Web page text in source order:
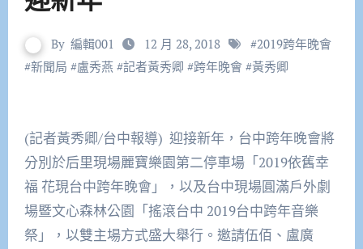
By 編輯001 12 月 28, 2018 #2019跨年晚會
#新聞局 #盧秀燕#記者黃秀卿 #跨年晚會#黃秀卿
(記者黃秀卿/台中報導) 迎接新年，台中跨年晚會將
分別於后里現場麗寶樂園第二停車場「2019依舊幸
福 花現台中跨年晚會」，以及台中現場圓滿戶外劇
場暨文心森林公園「搖滾台中 2019台中跨年音樂
祭」，以雙主場方式盛大舉行。邀請伍佰、盧廣